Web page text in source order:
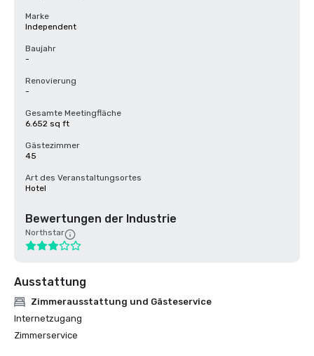
Marke
Independent
Baujahr
-
Renovierung
-
Gesamte Meetingfläche
6.652 sq ft
Gästezimmer
45
Art des Veranstaltungsortes
Hotel
Bewertungen der Industrie
Northstar
Ausstattung
Zimmerausstattung und Gästeservice
Internetzugang
Zimmerservice